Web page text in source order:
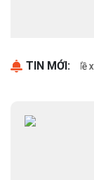
TIN MỚI:
Thông báo đề